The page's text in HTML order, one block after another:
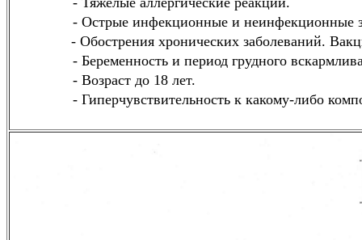
- Острые инфекционные и неинфекционные
- Обострения хронических заболеваний.
- Беременность и период грудного
- Возраст до 18 лет.
- Гиперчувствительность к какому-либо